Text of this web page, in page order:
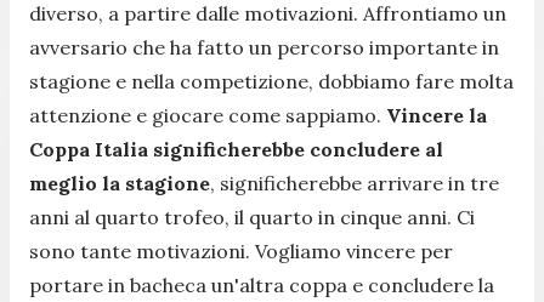
diverso, a partire dalle motivazioni. Affrontiamo un
avversario che ha fatto un percorso importante in
stagione e nella competizione, dobbiamo fare molta
attenzione e giocare come sappiamo. Vincere la
Coppa Italia significherebbe concludere al
meglio la stagione, significherebbe arrivare in tre
anni al quarto trofeo, il quarto in cinque anni. Ci
sono tante motivazioni. Vogliamo vincere per
portare in bacheca un'altra coppa e concludere la